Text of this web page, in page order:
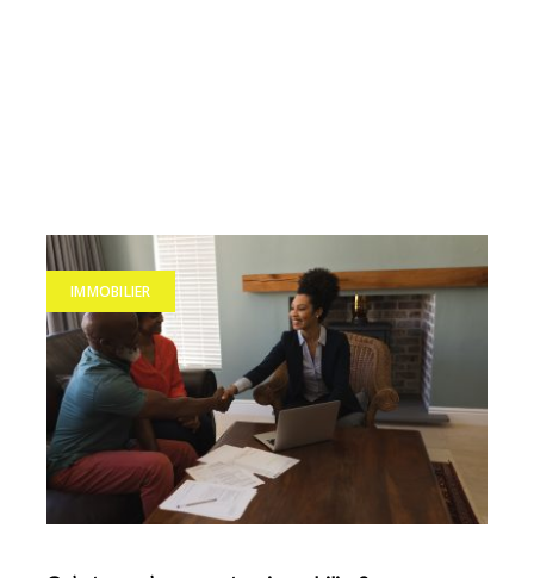
IMMOBILIER